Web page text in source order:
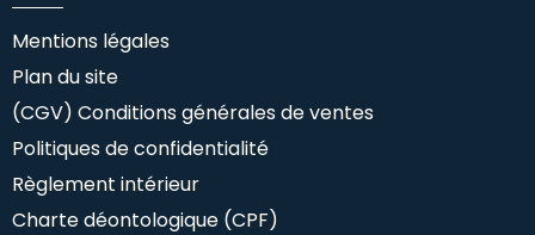
Mentions légales
Plan du site
(CGV) Conditions générales de ventes
Politiques de confidentialité
Règlement intérieur
Charte déontologique (CPF)